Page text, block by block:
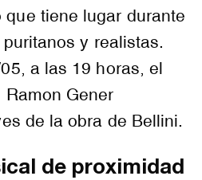
que tiene lugar durante
y realistas.
a las 19 horas, el
Gener
de la obra de Bellini.
de proximidad